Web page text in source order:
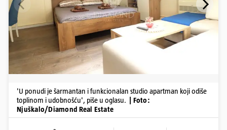
'U ponudi je šarmantan i funkcionalan studio apartman koji odiše
toplinom i udobnošću', piše u oglasu.
| Foto:
Njuškalo/Diamond Real Estate